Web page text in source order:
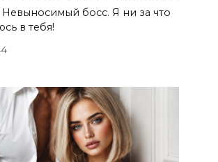
Невыносимый босс. Я ни за что
в тебя!